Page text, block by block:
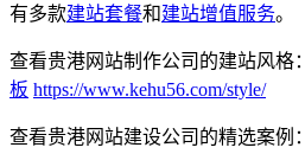
有多款建站套餐和建站增值服务。
查看贵港网站制作公司的建站风格：
板 https://www.kehu56.com/style/
查看贵港网站建设公司的精选案例：